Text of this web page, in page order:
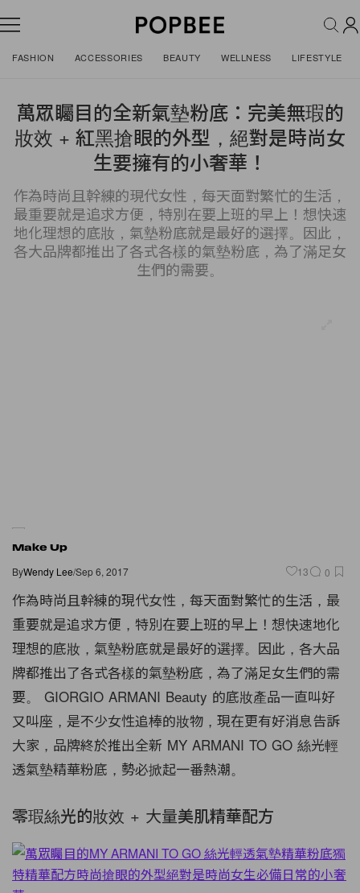
FASHION ACCESSORIES BEAUTY WELLNESS LIFESTYLE
萬眾矚目的全新氣墊粉底：完美無瑕的
妝效 + 紅黑搶眼的外型，絕對是時尚女
生要擁有的小奢華！
作為時尚且幹練的現代女性，每天面對繁忙的生活，
最重要就是追求方便，特別在要上班的早上！想快速
地化理想的底妝，氣墊粉底就是最好的選擇。因此，
各大品牌都推出了各式各樣的氣墊粉底，為了滿足女
生們的需要。
Make Up
ByWendy Lee/Sep 6, 2017 13 0
作為時尚且幹練的現代女性，每天面對繁忙的生活，最
重要就是追求方便，特別在要上班的早上！想快速地化
理想的底妝，氣墊粉底就是最好的選擇。因此，各大品
牌都推出了各式各樣的氣墊粉底，為了滿足女生們的需
要。 GIORGIO ARMANI Beauty 的底妝產品一直叫好
又叫座，是不少女性追棒的妝物，現在更有好消息告訴
大家， 品牌終於推出全新 MY ARMANI TO GO 絲光輕
透氣墊精華粉底，勢必掀起一番熱潮。
零瑕絲光的妝效 + 大量美肌精華配方